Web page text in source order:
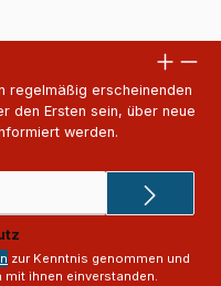
regelmäßig erscheinenden
den Ersten sein, über neue
werden.
zur Kenntnis genommen und
mit ihnen einverstanden.